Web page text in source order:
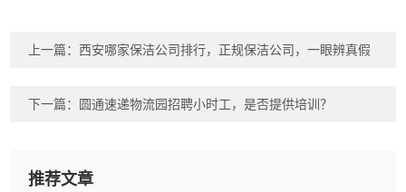
上一篇：西安哪家保洁公司排行，正规保洁公司，一眼辨真假
下一篇： 圆通速递物流园招聘小时工，是否提供培训？
推荐文章